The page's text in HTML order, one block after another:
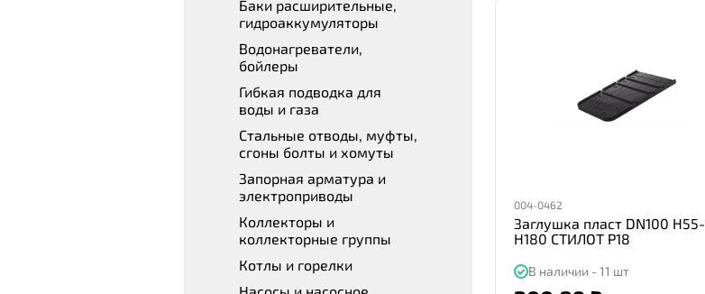
Баки расширительные,
гидроаккумуляторы
Водонагреватели,
бойлеры
Гибкая подводка для
воды и газа
Стальные отводы, муфты,
сгоны болты и хомуты
Запорная арматура и
электроприводы
Коллекторы и
коллекторные группы
Котлы и горелки
004-0462
Заглушка пласт DN100 H55-
H180 СТИЛОТ Р18
В наличии - 11 шт